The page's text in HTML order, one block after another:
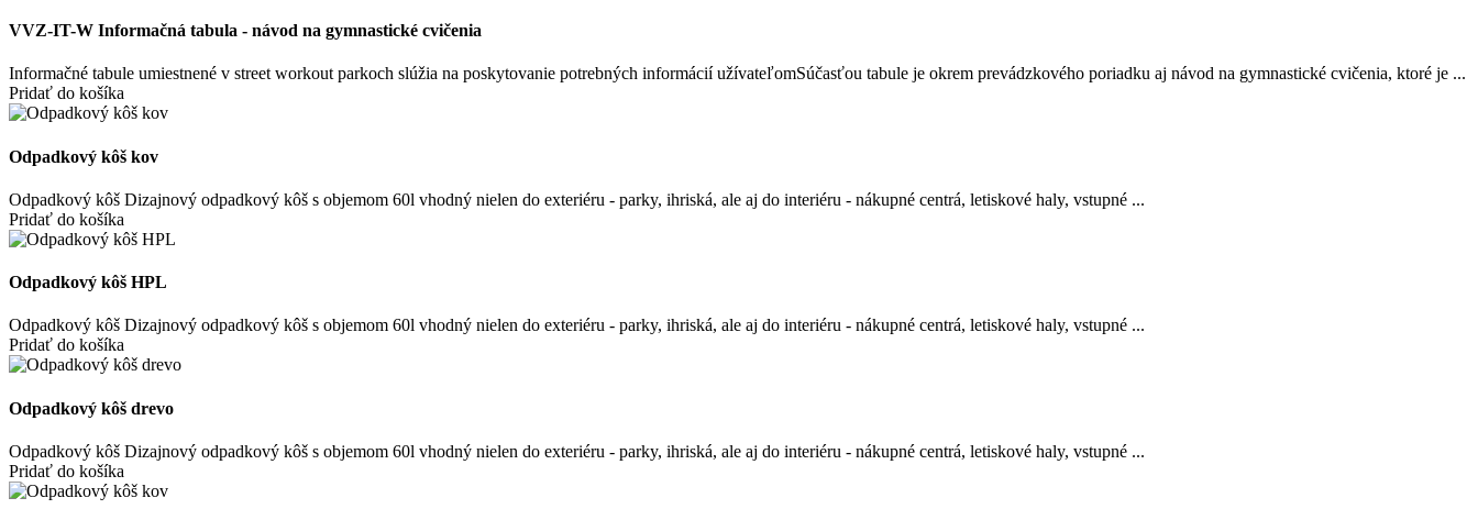
VVZ-IT-W Informačná tabula - návod na gymnastické cvičenia
Informačné tabule umiestnené v street workout parkoch slúžia na poskytovanie potrebných informácií užívateľomSúčasťou tabule je okrem prevádzkového poriadku aj návod na gymnastické cvičenia, ktoré je ...
Pridať do košíka
Odpadkový kôš kov
Odpadkový kôš Dizajnový odpadkový kôš s objemom 60l vhodný nielen do exteriéru - parky, ihriská, ale aj do interiéru - nákupné centrá, letiskové haly, vstupné ...
Pridať do košíka
Odpadkový kôš HPL
Odpadkový kôš Dizajnový odpadkový kôš s objemom 60l vhodný nielen do exteriéru - parky, ihriská, ale aj do interiéru - nákupné centrá, letiskové haly, vstupné ...
Pridať do košíka
Odpadkový kôš drevo
Odpadkový kôš Dizajnový odpadkový kôš s objemom 60l vhodný nielen do exteriéru - parky, ihriská, ale aj do interiéru - nákupné centrá, letiskové haly, vstupné ...
Pridať do košíka